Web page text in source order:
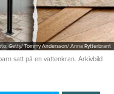
Getty/ Tommy Andersson/ Anna Rytterbrant
satt på en vattenkran. Arkivbild